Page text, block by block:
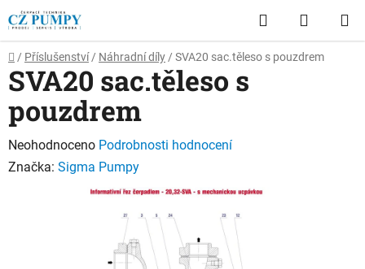
Přejít
na
obsah
Hledat
KOŠÍK
Domů
/ Příslušenství / Náhradní díly / SVA20 sac.těleso s pouzdrem
SVA20 sac.těleso s
pouzdrem
Průměrné
hodnocení
Neohodnoceno Podrobnosti hodnocení
Značka: Sigma Pumpy